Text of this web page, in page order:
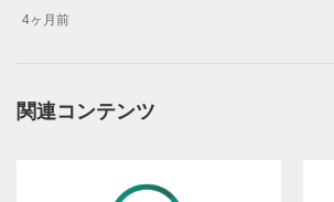
になっている。
ロッキードは大型・有人など「器」、
として整理された。
4ヶ月前
関連コンテンツ